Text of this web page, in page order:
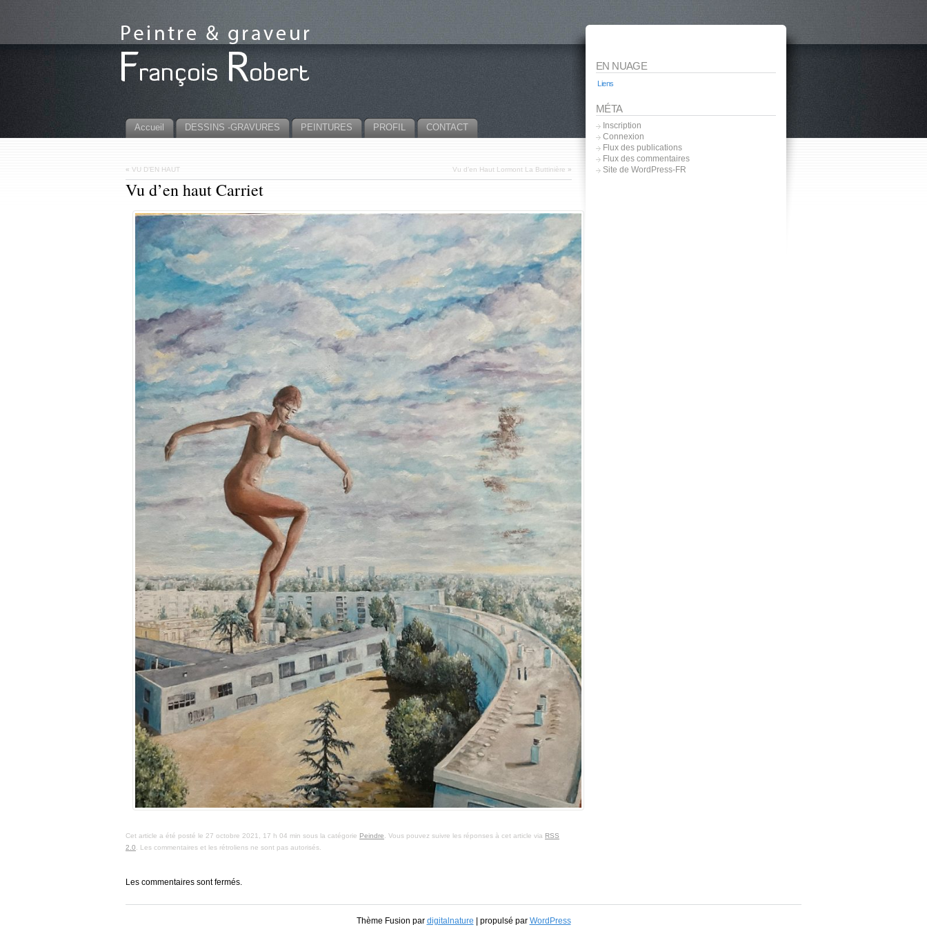
Accueil DESSINS -GRAVURES PEINTURES PROFIL CONTACT
« VU D’EN HAUT Vu d’en Haut Lormont La Buttinière »
Vu d’en haut Carriet
Cet article a été posté le 27 octobre 2021, 17 h 04 min sous la catégorie Peindre . Vous pouvez suivre les réponses à cet article via RSS
2.0 . Les commentaires et les rétroliens ne sont pas autorisés.
Les commentaires sont fermés.
EN NUAGE
Liens
MÉTA
Inscription
Connexion
Flux des publications
Flux des commentaires
Site de WordPress-FR
Thème Fusion par digitalnature | propulsé par WordPress